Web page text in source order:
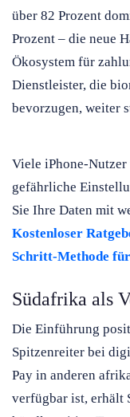
über 82 Prozent
Prozent – die neue
Ökosystem für
Dienstleister, die
bevorzugen, weiter
Viele iPhone-Nutzer
gefährliche
Sie Ihre Daten mit
Kostenloser
Schritt-Methode
Südafrika als
Die Einführung
Spitzenreiter bei
Pay in anderen
verfügbar ist, erhält